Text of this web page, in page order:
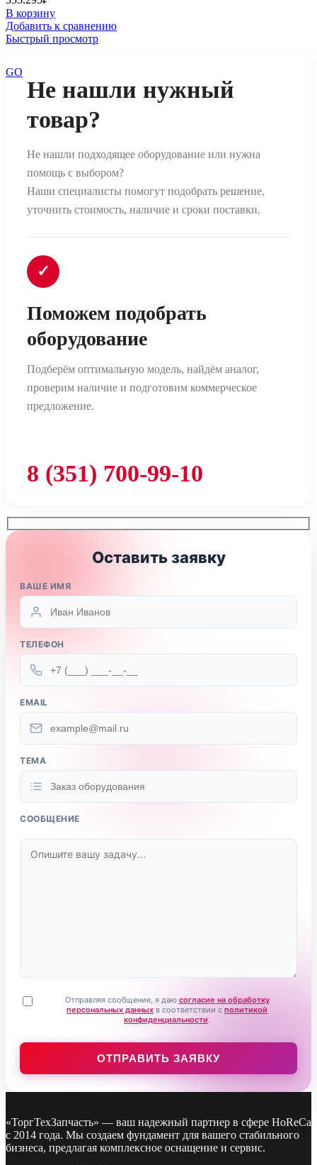
В корзину
Добавить к сравнению
Быстрый просмотр
GO
Не нашли нужный
товар?
Не нашли подходящее оборудование или нужна
помощь с выбором?
Наши специалисты помогут подобрать решение,
уточнить стоимость, наличие и сроки поставки.
✓
Поможем подобрать
оборудование
Подберём оптимальную модель, найдём аналог,
проверим наличие и подготовим коммерческое
предложение.
8 (351) 700-99-10
Оставить заявку
ВАШЕ ИМЯ
ТЕЛЕФОН
EMAIL
ТЕМА
СООБЩЕНИЕ
Отправляя сообщение, я даю согласие на обработку
персональных данных в соответствии с политикой
конфиденциальности.
«ТоргТехЗапчасть» — ваш надежный партнер в сфере HoReCa
с 2014 года. Мы создаем фундамент для вашего стабильного
бизнеса, предлагая комплексное оснащение и сервис.